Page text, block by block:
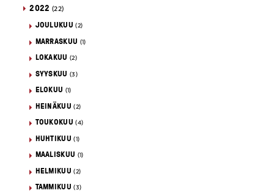
2022 (22)
JOULUKUU (2)
MARRASKUU (1)
LOKAKUU (2)
SYYSKUU (3)
ELOKUU (1)
HEINÄKUU (2)
TOUKOKUU (4)
HUHTIKUU (1)
MAALISKUU (1)
HELMIKUU (2)
TAMMIKUU (3)